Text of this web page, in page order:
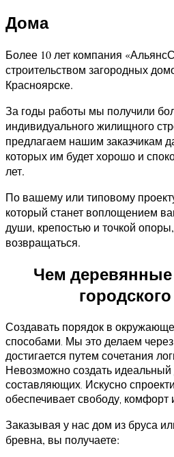
Дома
Более 10 лет компания
строительством загородных
Красноярске.
За годы работы мы получили
индивидуального жилищного
предлагаем нашим заказчикам
которых им будет хорошо и
лет.
По вашему или типовому
который станет воплощением
души, крепостью и точкой
возвращаться.
Чем
Создавать порядок в
способами. Мы это делаем
достигается путем сочетания
Невозможно создать
составляющих. Искусно
обеспечивает свободу, комфорт
Заказывая у нас дом из бруса
бревна, вы получаете: